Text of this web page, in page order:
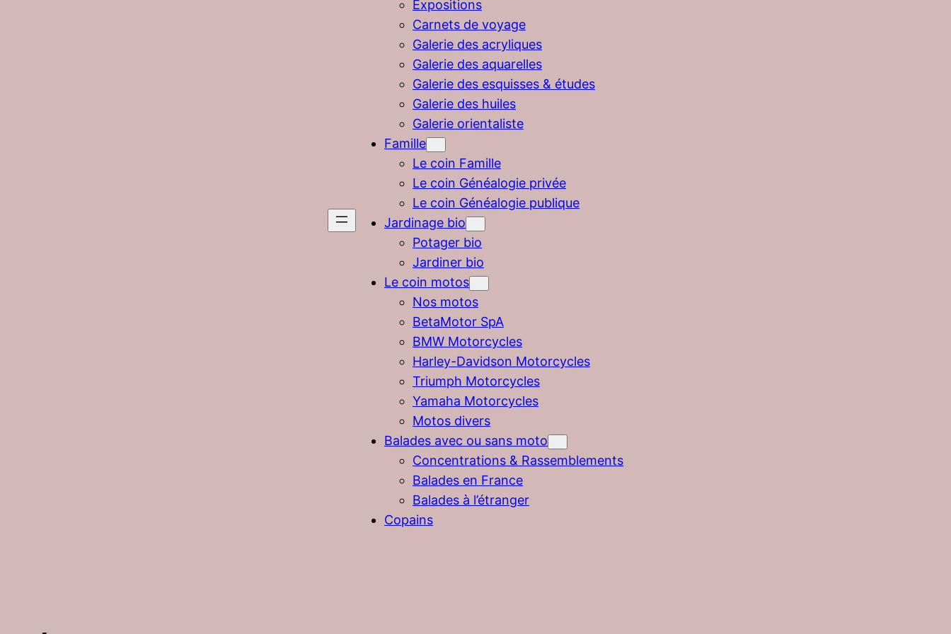
Expositions
Carnets de voyage
Galerie des acryliques
Galerie des aquarelles
Galerie des esquisses & études
Galerie des huiles
Galerie orientaliste
Famille
Le coin Famille
Le coin Généalogie privée
Le coin Généalogie publique
Jardinage bio
Potager bio
Jardiner bio
Le coin motos
Nos motos
BetaMotor SpA
BMW Motorcycles
Harley-Davidson Motorcycles
Triumph Motorcycles
Yamaha Motorcycles
Motos divers
Balades avec ou sans moto
Concentrations & Rassemblements
Balades en France
Balades à l’étranger
Copains